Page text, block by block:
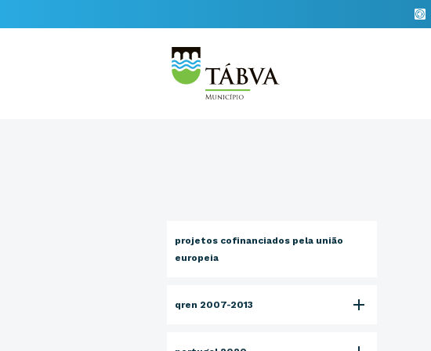
projetos cofinanciados pela união
europeia
qren 2007-2013